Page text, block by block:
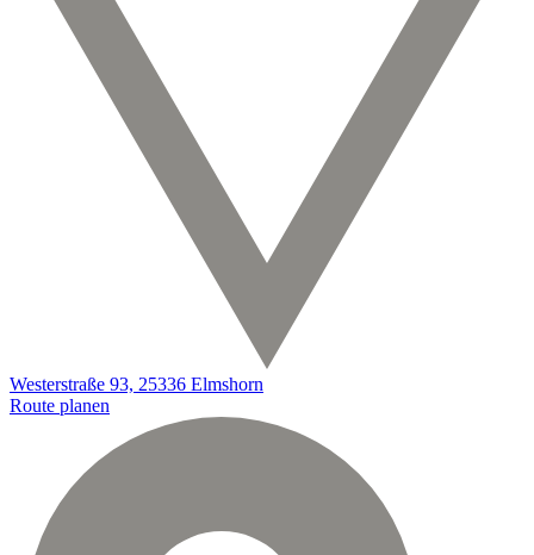
Westerstraße 93, 25336 Elmshorn
Route planen